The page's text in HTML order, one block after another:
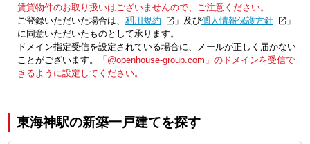
賃貸物件のお取り扱いはございませんので、ご注意ください。
ご登録いただいた場合は、「利用規約 」及び「個人情報保護方針
」
に同意いただいたものとして承ります。
ドメイン指定受信を設定されている場合に、メールが正しく届かない
ことがございます。
「@openhouse-group.com」のドメインを受信で
きるように設定してください。
東海神駅の新築一戸建てを探す